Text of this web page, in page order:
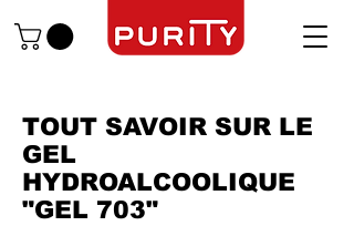
TOUT SAVOIR SUR LE
GEL
HYDROALCOOLIQUE
"GEL 703"